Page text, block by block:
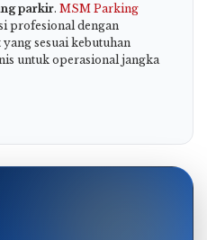
parkir. MSM Parking
profesional dengan
sesuai kebutuhan
untuk operasional jangka